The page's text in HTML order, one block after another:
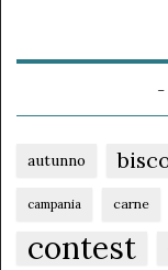
autunno
campania carne
contest